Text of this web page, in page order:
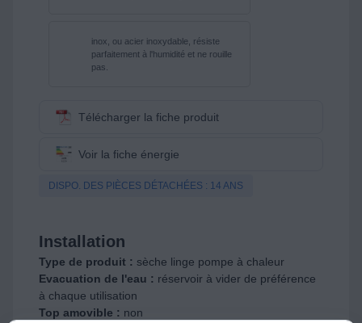
inox, ou acier inoxydable, résiste
parfaitement à l'humidité et ne rouille
pas.
Télécharger la fiche produit
Voir la fiche énergie
DISPO. DES PIÈCES DÉTACHÉES : 14 ANS
Installation
Type de produit : sèche linge pompe à chaleur
Evacuation de l'eau : réservoir à vider de préférence
à chaque utilisation
Top amovible : non